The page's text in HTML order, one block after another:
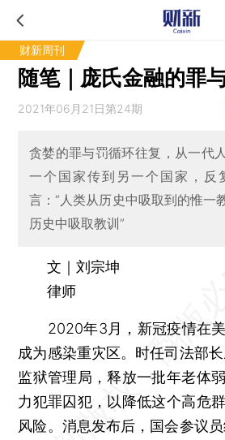
财新周刊
随笔｜庞氏金融的罪
2021年06月21日第24期
贪婪的罪与罚循环往复，从一代
一个国家传到另一个国家，反
言：“人类从历史中吸取到的惟一
历史中吸取教训”
文｜刘宗坤
律师
2020年3月，新冠疫情在美
成为感染重灾区。时任司法部
监狱管理局，释放一批年老体
力犯罪囚犯，以降低这个高危
风险。消息发布后，国会参议